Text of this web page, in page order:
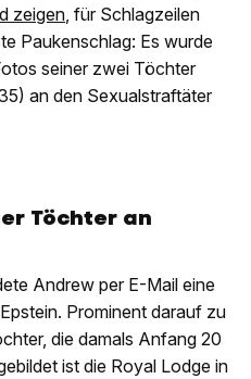
zeigen, für Schlagzeilen
Paukenschlag: Es wurde
seiner zwei Töchter
an den Sexualstraftäter
Töchter an
Andrew per E-Mail eine
Prominent darauf zu
die damals Anfang 20
ist die Royal Lodge in